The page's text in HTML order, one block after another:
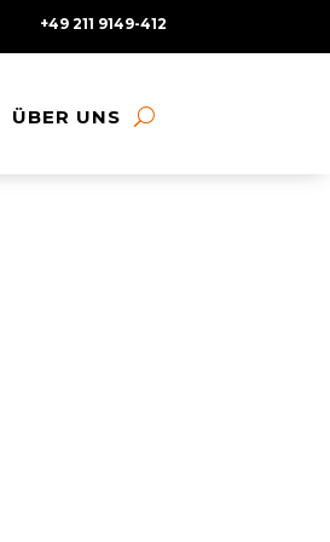
+49 211 9149-412
ÜBER UNS
ÜBER UNS